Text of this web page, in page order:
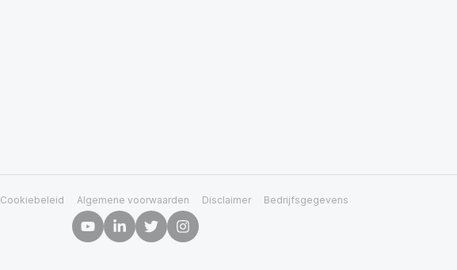
Cookiebeleid Algemene voorwaarden Disclaimer Bedrijfsgegevens